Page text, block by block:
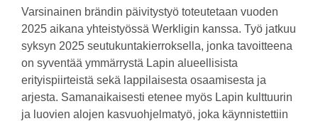
Varsinainen brändin päivitystyö toteutetaan vuoden
2025 aikana yhteistyössä Werkligin kanssa. Työ jatkuu
syksyn 2025 seutukuntakierroksella, jonka tavoitteena
on syventää ymmärrystä Lapin alueellisista
erityispiirteistä sekä lappilaisesta osaamisesta ja
arjesta. Samanaikaisesti etenee myös Lapin kulttuurin
ja luovien alojen kasvuohjelmatyö, joka käynnistettiin